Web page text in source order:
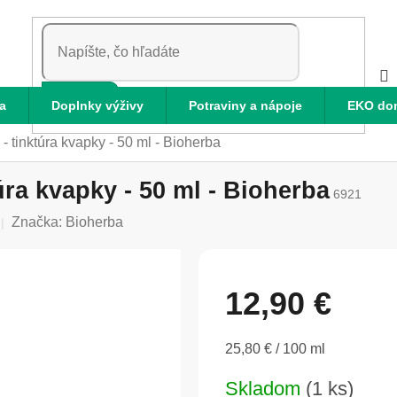
HĽADAŤ
Doplnky výživy Potraviny a nápoje EKO
tinktúra kvapky - 50 ml - Bioherba
kvapky - 50 ml - Bioherba 6921
Značka: Bioherba
12,90 €
Jednotková
25,80 € / 100 ml
Skladom (1 ks)